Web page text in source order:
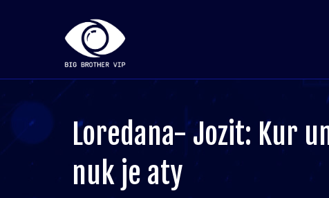
Loredana- Jozit: Kur
nuk je aty